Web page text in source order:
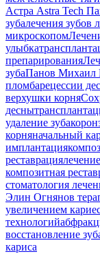
Астра Astra Tech
зубалечения зубов
микроскопом
улыбка
препарирования
зубаПанов Михаил
пломбарецессии
верхушки корня
десны
удаление зуба
корняначальный
имплантация
реставрация
композитная
стоматология
Элин Огнянов
увеличением
технологий
восстановление
кариса